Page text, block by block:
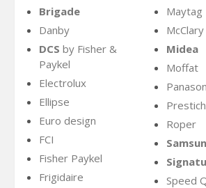
Brigade
Danby
DCS by Fisher &
Paykel
Electrolux
Ellipse
Euro design
FCI
Fisher Paykel
Frigidaire
Maytag
McClary
Midea
Moffat
Roper
Speed